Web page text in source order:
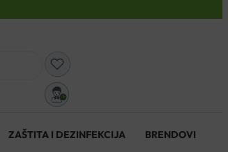
ZAŠTITA I DEZINFEKCIJA BRENDOVI